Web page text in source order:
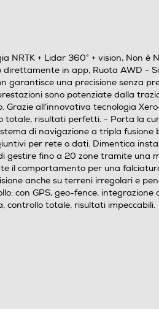
NRTK + Lidar 360° + vision, Non è
direttamente in app, Ruota AWD -
garantisce una precisione senza
sono potenziate dalla
all’innovativa tecnologia
totale, risultati perfetti. - Porta la
di navigazione a tripla fusione
per rete o dati. Dimentica
gestire fino a 20 zone tramite
il comportamento per una
anche su terreni irregolari e
con GPS, geo-fence, integrazione
controllo totale, risultati impeccabili.